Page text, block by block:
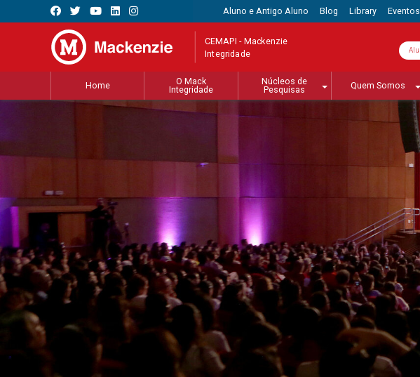
Aluno e Antigo Aluno Blog Library Eventos
CEMAPI - Mackenzie
Integridade
Home
O Mack
Integridade
Núcleos de
Pesquisas
Quem Somos